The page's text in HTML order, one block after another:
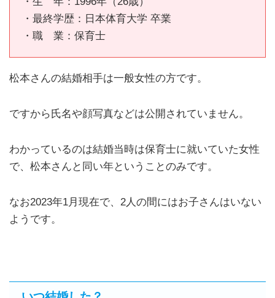
・最終学歴：日本体育大学 卒業
・職 業：保育士
松本さんの結婚相手は一般女性の方です。
ですから氏名や顔写真などは公開されていません。
わかっているのは結婚当時は保育士に就いていた女性
で、松本さんと同い年ということのみです。
なお2023年1月現在で、2人の間にはお子さんはいない
ようです。